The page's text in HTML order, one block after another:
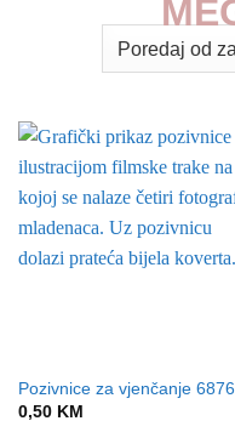
Pozivnice za vjenčanje 6876
0,50 KM